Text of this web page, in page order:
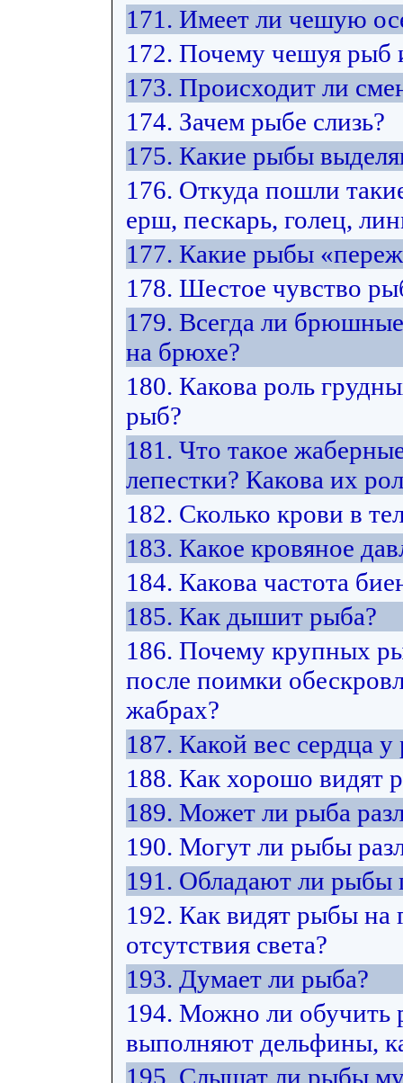
171. Имеет ли чешую
172. Почему чешуя рыб
173. Происходит ли
174. Зачем рыбе слизь?
175. Какие рыбы
176. Откуда пошли
ерш, пескарь, голец,
177. Какие рыбы
178. Шестое чувство
179. Всегда ли
на брюхе?
180. Какова роль
рыб?
181. Что такое
лепестки? Какова их
182. Сколько крови в
183. Какое кровяное
184. Какова частота
185. Как дышит рыба?
186. Почему крупных
после поимки
жабрах?
187. Какой вес сердца у
188. Как хорошо видят
189. Может ли рыба
190. Могут ли рыбы
191. Обладают ли рыбы
192. Как видят рыбы на
отсутствия света?
193. Думает ли рыба?
194. Можно ли обучить
выполняют дельфины,
195. Слышат ли рыбы